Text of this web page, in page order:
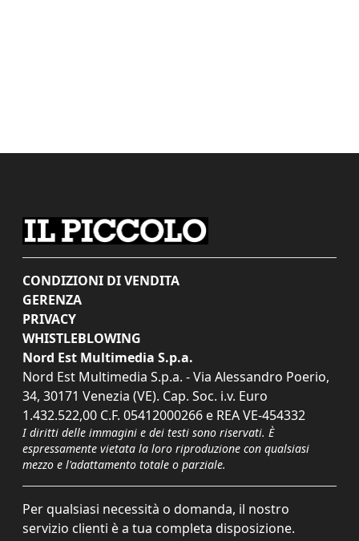
CONDIZIONI DI VENDITA
GERENZA
PRIVACY
WHISTLEBLOWING
Nord Est Multimedia S.p.a.
Nord Est Multimedia S.p.a. - Via Alessandro Poerio,
34, 30171 Venezia (VE). Cap. Soc. i.v. Euro
1.432.522,00 C.F. 05412000266 e REA VE-454332
I diritti delle immagini e dei testi sono riservati. È
espressamente vietata la loro riproduzione con qualsiasi
mezzo e l'adattamento totale o parziale.
Per qualsiasi necessità o domanda, il nostro
servizio clienti è a tua completa disposizione.